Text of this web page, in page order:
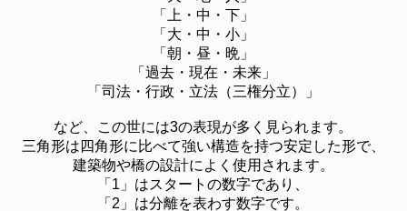
「上・中・下」
「大・中・小」
「朝・昼・晩」
「過去・現在・未来」
「司法・行政・立法（三権分立）」
など、この世には3の表現が多く見られます。
三角形は四角形に比べて強い構造を持つ安定した形で、
建築物や橋の設計によく使用されます。
「1」はスタートの数字であり、
「2」は分離を表わす数字です。